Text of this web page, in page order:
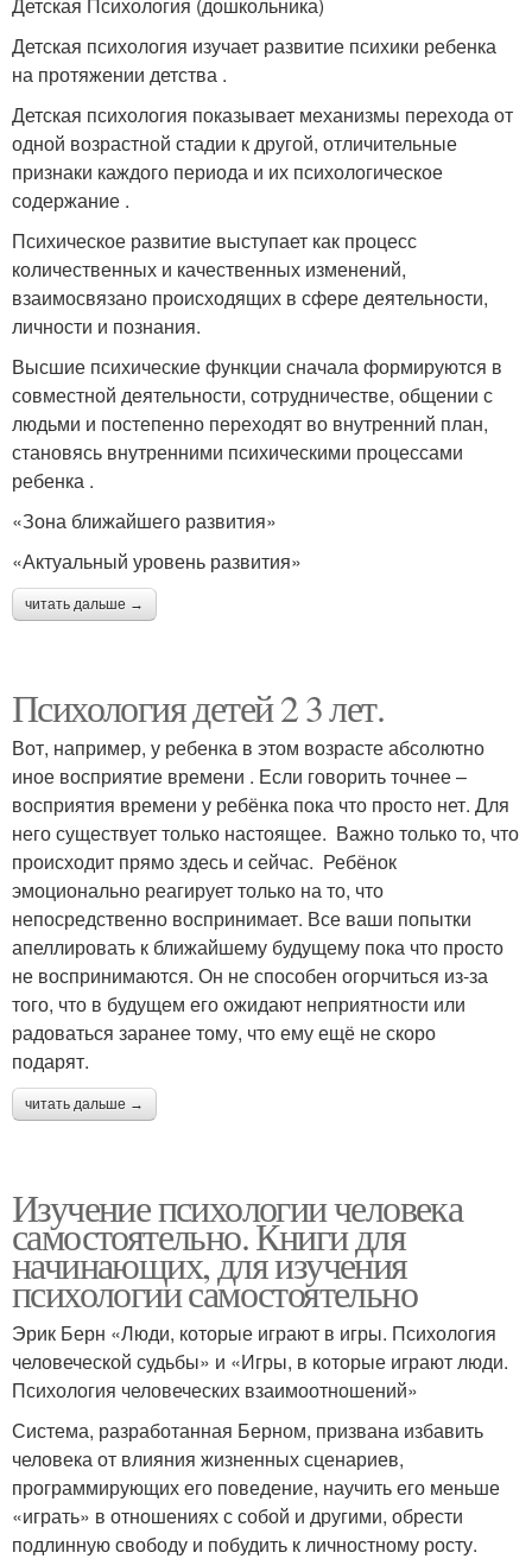
Детская психология изучает развитие психики ребенка
на протяжении детства .
Детская психология показывает механизмы перехода от
одной возрастной стадии к другой, отличительные
признаки каждого периода и их психологическое
содержание .
Психическое развитие выступает как процесс
количественных и качественных изменений,
взаимосвязано происходящих в сфере деятельности,
личности и познания.
Высшие психические функции сначала формируются в
совместной деятельности, сотрудничестве, общении с
людьми и постепенно переходят во внутренний план,
становясь внутренними психическими процессами
ребенка .
«Зона ближайшего развития»
«Актуальный уровень развития»
читать дальше →
Психология детей 2 3 лет.
Вот, например, у ребенка в этом возрасте абсолютно
иное восприятие времени . Если говорить точнее –
восприятия времени у ребёнка пока что просто нет. Для
него существует только настоящее. Важно только то, что
происходит прямо здесь и сейчас. Ребёнок
эмоционально реагирует только на то, что
непосредственно воспринимает. Все ваши попытки
апеллировать к ближайшему будущему пока что просто
не воспринимаются. Он не способен огорчиться из-за
того, что в будущем его ожидают неприятности или
радоваться заранее тому, что ему ещё не скоро
подарят.
читать дальше →
Изучение психологии человека
самостоятельно. Книги для
начинающих, для изучения
психологии самостоятельно
Эрик Берн «Люди, которые играют в игры. Психология
человеческой судьбы» и «Игры, в которые играют люди.
Психология человеческих взаимоотношений»
Система, разработанная Берном, призвана избавить
человека от влияния жизненных сценариев,
программирующих его поведение, научить его меньше
«играть» в отношениях с собой и другими, обрести
подлинную свободу и побудить к личностному росту.